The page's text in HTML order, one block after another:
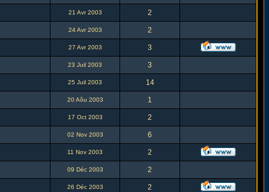
21 Avr 2003 2
24 Avr 2003 2
27 Avr 2003 3
23 Juil 2003 3
25 Juil 2003 14
20 Aôu 2003 1
17 Oct 2003 2
02 Nov 2003 6
11 Nov 2003 2
09 Déc 2003 2
26 Déc 2003 2